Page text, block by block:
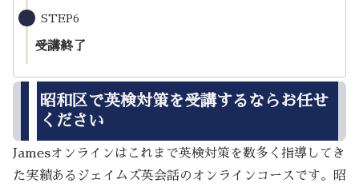
STEP6
受講終了
昭和区で英検対策を受講するならお任せ
ください
Jamesオンラインはこれまで英検対策を数多く指導してき
た実績あるジェイムズ英会話のオンラインコースです。昭